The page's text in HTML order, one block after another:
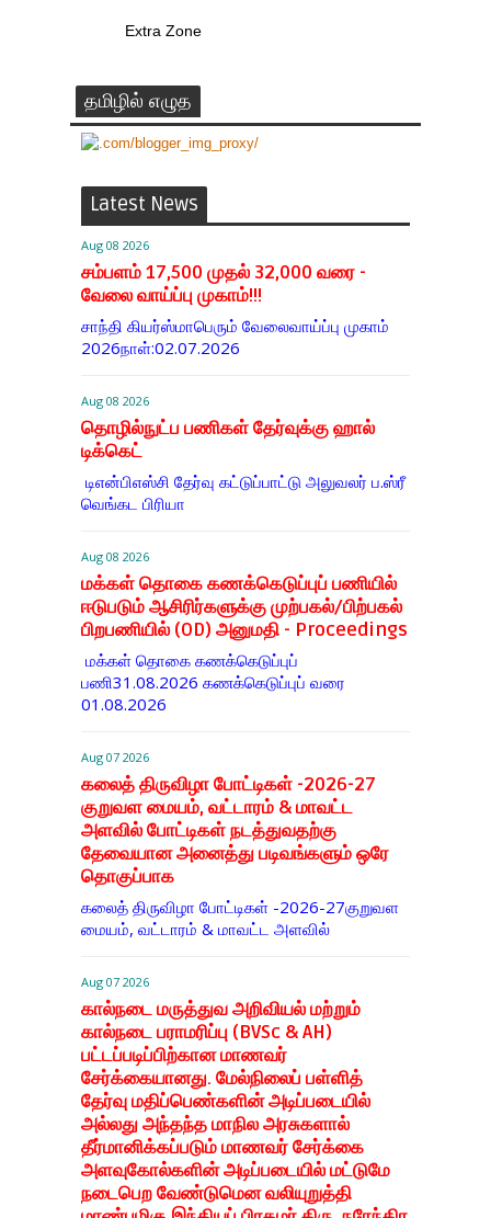
Extra Zone
தமிழில் எழுத
Latest News
Aug 08 2026
சம்பளம் 17,500 முதல் 32,000 வரை -
வேலை வாய்ப்பு முகாம்!!!
சாந்தி கியர்ஸ்மாபெரும் வேலைவாய்ப்பு முகாம்
2026நாள்:02.07.2026
Aug 08 2026
தொழில்நுட்ப பணிகள் தேர்வுக்கு ஹால் ​
டிக்கெட்
டிஎன்​பிஎஸ்சி தேர்வு கட்​டுப்​பாட்டு அலு​வலர் ப.ஸ்ரீ
வெங்கட பிரியா
Aug 08 2026
மக்கள் தொகை கணக்கெடுப்புப் பணியில்
ஈடுபடும் ஆசிரிர்களுக்கு முற்பகல்/பிற்பகல்
பிறபணியில் (OD) அனுமதி - Proceedings
மக்கள் தொகை கணக்கெடுப்புப்
பணி31.08.2026 கணக்கெடுப்புப் வரை
01.08.2026
Aug 07 2026
கலைத் திருவிழா போட்டிகள் -2026-27
குறுவள மையம், வட்டாரம் & மாவட்ட
அளவில் போட்டிகள் நடத்துவதற்கு
தேவையான அனைத்து படிவங்களும் ஒரே
தொகுப்பாக
கலைத் திருவிழா போட்டிகள் -2026-27குறுவள
மையம், வட்டாரம் & மாவட்ட அளவில்
Aug 07 2026
கால்நடை மருத்துவ அறிவியல் மற்றும்
கால்நடை பராமரிப்பு (BVSc & AH)
பட்டப்படிப்பிற்கான மாணவர்
சேர்க்கையானது. மேல்நிலைப் பள்ளித்
தேர்வு மதிப்பெண்களின் அடிப்படையில்
அல்லது அந்தந்த மாநில அரசுகளால்
தீர்மானிக்கப்படும் மாணவர் சேர்க்கை
அளவுகோல்களின் அடிப்படையில் மட்டுமே
நடைபெற வேண்டுமென வலியுறுத்தி